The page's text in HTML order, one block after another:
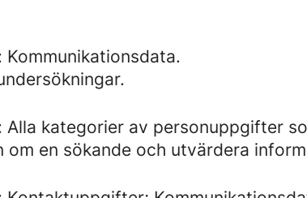
kategorier av personuppgifter
en sökande och utvärdera